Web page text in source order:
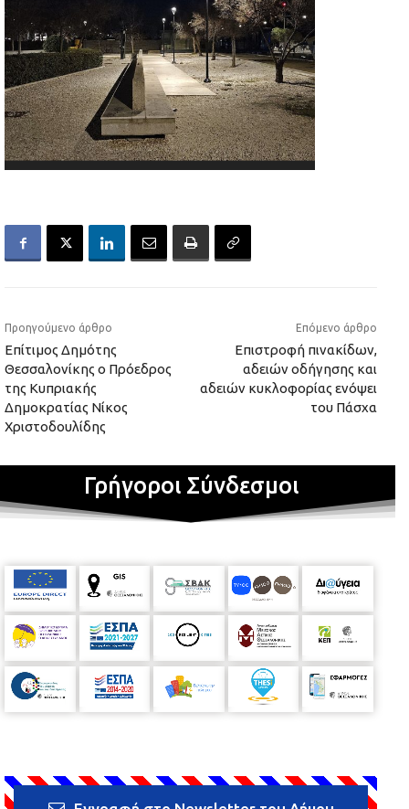
Προηγούμενο άρθρο
Επίτιμος Δημότης
Θεσσαλονίκης ο Πρόεδρος
της Κυπριακής
Δημοκρατίας Νίκος
Χριστοδουλίδης
Επόμενο άρθρο
Επιστροφή πινακίδων,
αδειών οδήγησης και
αδειών κυκλοφορίας ενόψει
του Πάσχα
Γρήγοροι Σύνδεσμοι